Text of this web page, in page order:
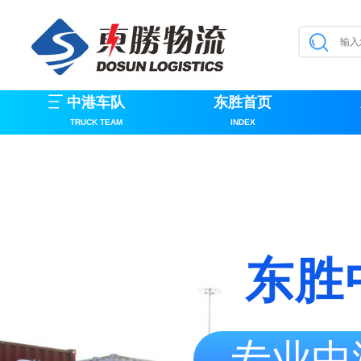
中港车队
TRUCK TEAM
东胜首页
INDEX
东胜